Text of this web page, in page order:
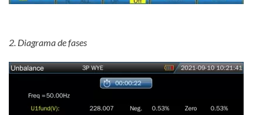
2. Diagrama de fases